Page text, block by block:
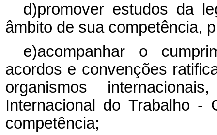
d)promover estudos da
âmbito de sua competência,
e)acompanhar o
acordos e convenções
organismos
Internacional do Trabalho
competência;